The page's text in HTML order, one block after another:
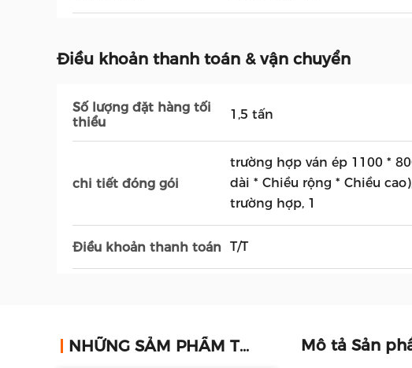
Điều khoản thanh toán & vận chuyển
Số lượng đặt hàng tối
thiểu
1,5 tấn
chi tiết đóng gói
trường hợp ván ép 1100 *
dài * Chiều rộng * Chiều
trường hợp, 1
Điều khoản thanh toán T/T
NHỮNG SẢM PHẨM TƯƠNG TỰ
Mô tả Sản